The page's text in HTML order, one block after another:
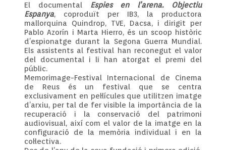
El documental Espies en l’arena. Objectiu
Espanya, coproduït per IB3, la productora
mallorquina Quindrop, TVE, Dacsa, i dirigit per
Pablo Azorín i Marta Hierro, és un scoop històric
d’espionatge durant la Segona Guerra Mundial.
Els assistents al festival han reconegut el valor
del documental i li han atorgat el premi del
públic.
Memorimage-Festival Internacional de Cinema
de Reus és un festival que se centra
exclusivament en pel·lícules que utilitzen imatge
d’arxiu, per tal de fer visible la importància de la
recuperació i la conservació del patrimoni
audiovisual, així com el valor de la imatge en la
configuració de la memòria individual i en la
col·lectiva.